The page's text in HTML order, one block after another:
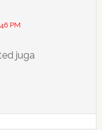
PM
juga